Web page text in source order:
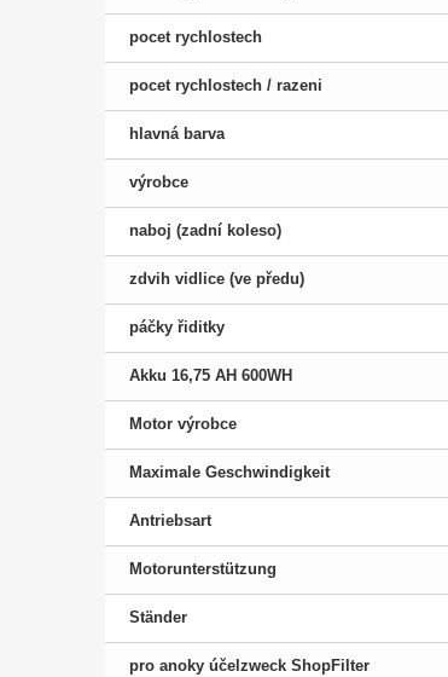
pocet rychlostech
pocet rychlostech / razeni
hlavná barva
výrobce
naboj (zadní koleso)
zdvih vidlice (ve předu)
páčky řiditky
Akku 16,75 AH 600WH
Motor výrobce
Maximale Geschwindigkeit
Antriebsart
Motorunterstützung
Ständer
pro anoky účelzweck ShopFilter